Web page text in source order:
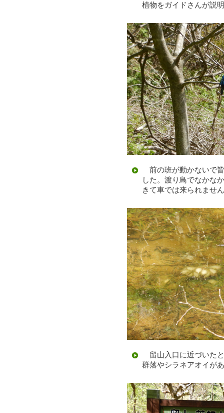
植物をガイドさんが説
前の班が動かないで
した。渡り鳥でなかな
きて車では来られませ
留山入口に近づいた
群落やシラネアオイが